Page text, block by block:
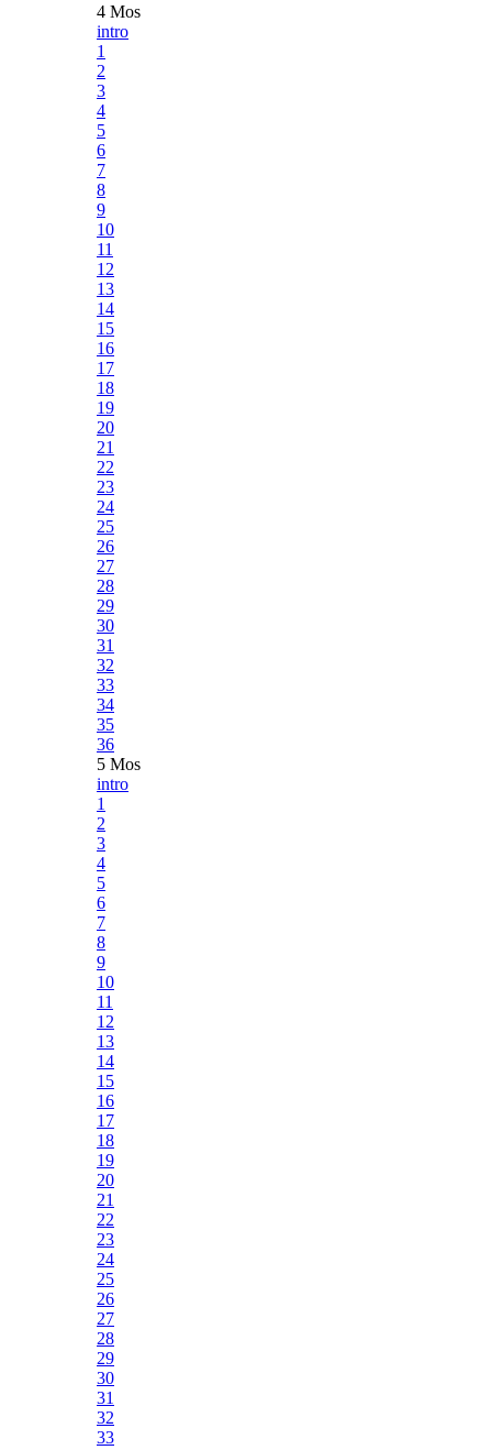
4 Mos
intro
1
2
3
4
5
6
7
8
9
10
11
12
13
14
15
16
17
18
19
20
21
22
23
24
25
26
27
28
29
30
31
32
33
34
35
36
5 Mos
intro
1
2
3
4
5
6
7
8
9
10
11
12
13
14
15
16
17
18
19
20
21
22
23
24
25
26
27
28
29
30
31
32
33